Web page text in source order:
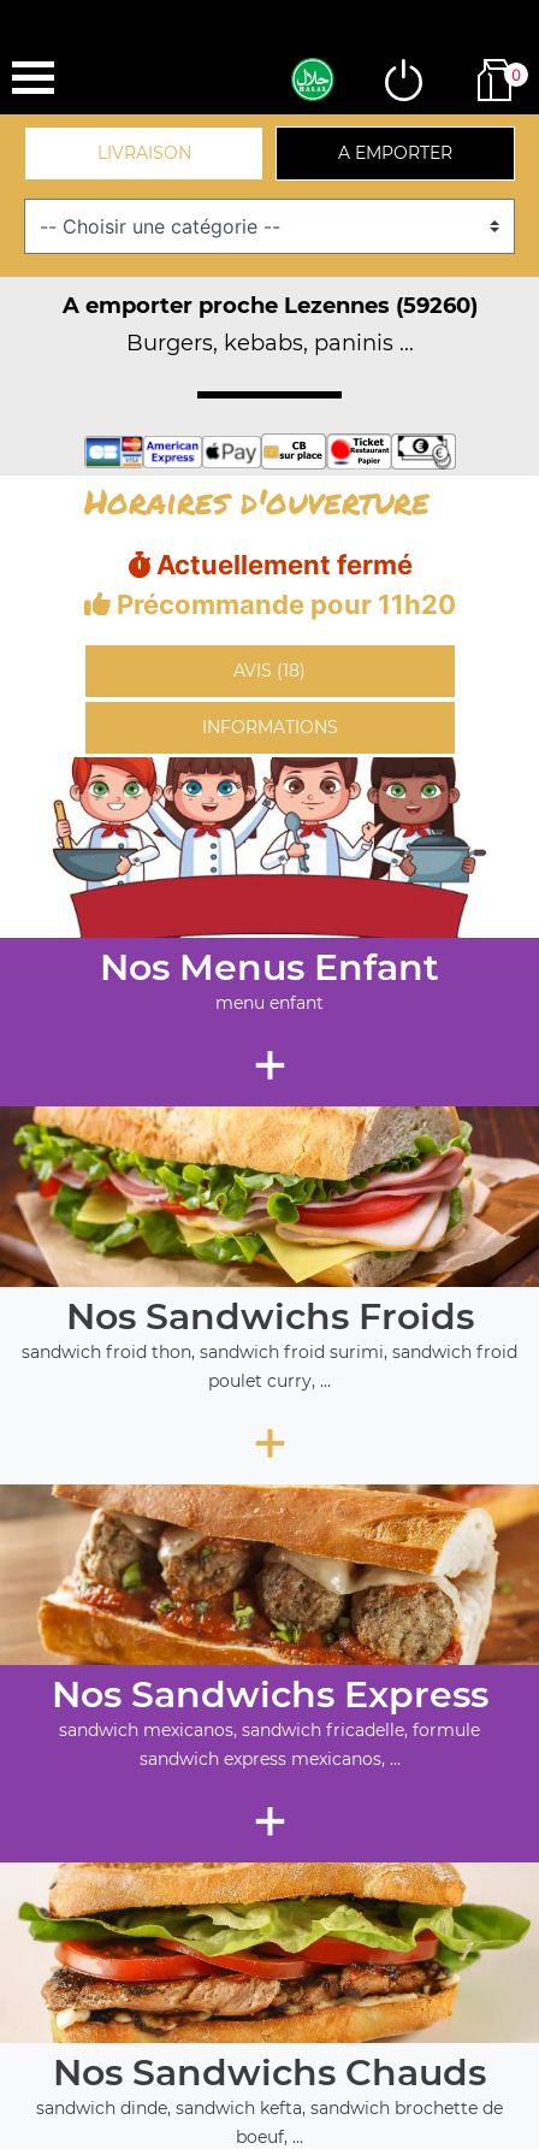
0
LIVRAISON A EMPORTER
A emporter proche Lezennes (59260)
Burgers, kebabs, paninis ...
Horaires d'ouverture
Actuellement fermé
Précommande pour 11h20
AVIS (18)
INFORMATIONS
Nos Menus Enfant
menu enfant
+
Nos Sandwichs Froids
sandwich froid thon, sandwich froid surimi, sandwich froid
poulet curry, ...
+
Nos Sandwichs Express
sandwich mexicanos, sandwich fricadelle, formule
sandwich express mexicanos, ...
+
Nos Sandwichs Chauds
sandwich dinde, sandwich kefta, sandwich brochette de
boeuf, ...